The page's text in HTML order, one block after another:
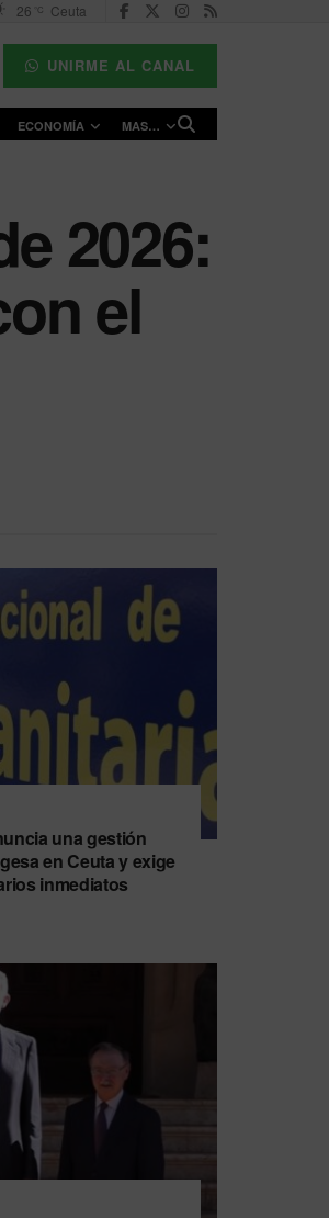
26 °C Ceuta
UNIRME AL CANAL
ECONOMÍA MAS…
2026:
el
una gestión
en Ceuta y exige
inmediatos